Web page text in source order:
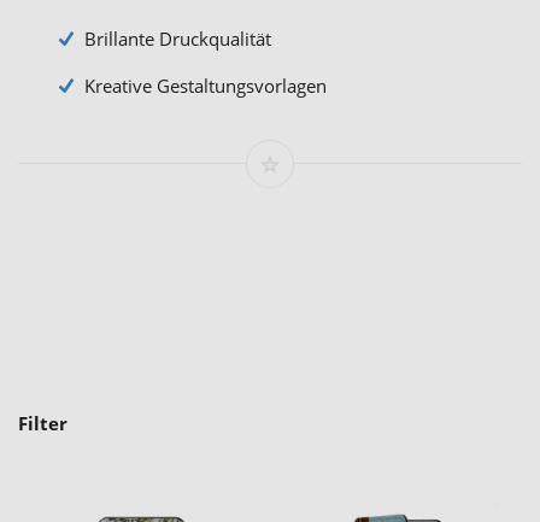
Brillante Druckqualität
Kreative Gestaltungsvorlagen
Filter